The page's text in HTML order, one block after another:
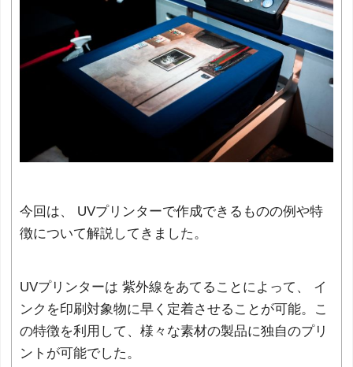
今回は、 UVプリンターで作成できるものの例や特
徴について解説してきました。
UVプリンターは 紫外線をあてることによって、 イ
ンクを印刷対象物に早く定着させることが可能。こ
の特徴を利用して、様々な素材の製品に独自のプリ
ントが可能でした。